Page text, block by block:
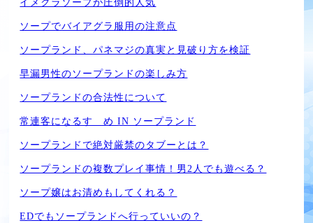
イメクラソープが圧倒的人気
ソープでバイアグラ服用の注意点
ソープランド、パネマジの真実と見破り方を検証
早漏男性のソープランドの楽しみ方
ソープランドの合法性について
常連客になるすゝめ IN ソープランド
ソープランドで絶対厳禁のタブーとは？
ソープランドの複数プレイ事情！男2人でも遊べる？
ソープ嬢はお清めもしてくれる？
EDでもソープランドへ行っていいの？